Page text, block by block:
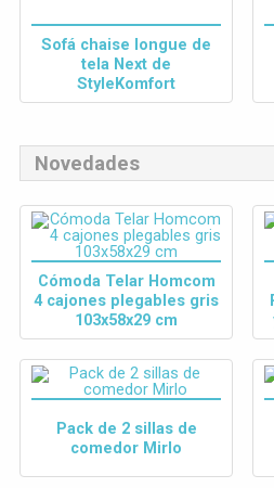
Sofá chaise longue de
tela Next de
StyleKomfort
Novedades
Cómoda Telar Homcom
4 cajones plegables gris
103x58x29 cm
Pack de 2 sillas de
comedor Mirlo